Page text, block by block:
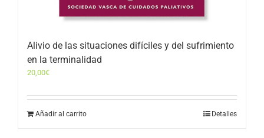
Alivio de las situaciones difíciles y del sufrimiento
en la terminalidad
20,00€
Añadir al carrito Detalles